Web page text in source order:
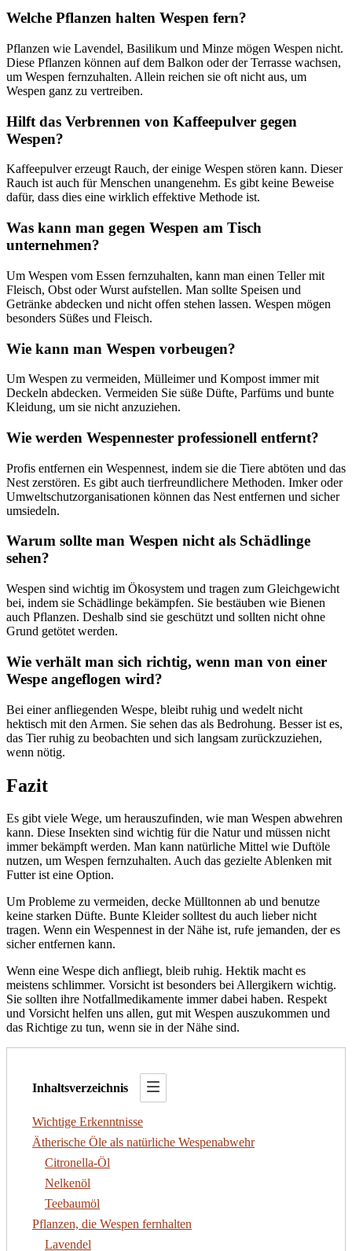
Welche Pflanzen halten Wespen fern?
Pflanzen wie Lavendel, Basilikum und Minze mögen Wespen nicht.
Diese Pflanzen können auf dem Balkon oder der Terrasse wachsen,
um Wespen fernzuhalten. Allein reichen sie oft nicht aus, um
Wespen ganz zu vertreiben.
Hilft das Verbrennen von Kaffeepulver gegen
Wespen?
Kaffeepulver erzeugt Rauch, der einige Wespen stören kann. Dieser
Rauch ist auch für Menschen unangenehm. Es gibt keine Beweise
dafür, dass dies eine wirklich effektive Methode ist.
Was kann man gegen Wespen am Tisch
unternehmen?
Um Wespen vom Essen fernzuhalten, kann man einen Teller mit
Fleisch, Obst oder Wurst aufstellen. Man sollte Speisen und
Getränke abdecken und nicht offen stehen lassen. Wespen mögen
besonders Süßes und Fleisch.
Wie kann man Wespen vorbeugen?
Um Wespen zu vermeiden, Mülleimer und Kompost immer mit
Deckeln abdecken. Vermeiden Sie süße Düfte, Parfüms und bunte
Kleidung, um sie nicht anzuziehen.
Wie werden Wespennester professionell entfernt?
Profis entfernen ein Wespennest, indem sie die Tiere abtöten und das
Nest zerstören. Es gibt auch tierfreundlichere Methoden. Imker oder
Umweltschutzorganisationen können das Nest entfernen und sicher
umsiedeln.
Warum sollte man Wespen nicht als Schädlinge
sehen?
Wespen sind wichtig im Ökosystem und tragen zum Gleichgewicht
bei, indem sie Schädlinge bekämpfen. Sie bestäuben wie Bienen
auch Pflanzen. Deshalb sind sie geschützt und sollten nicht ohne
Grund getötet werden.
Wie verhält man sich richtig, wenn man von einer
Wespe angeflogen wird?
Bei einer anfliegenden Wespe, bleibt ruhig und wedelt nicht
hektisch mit den Armen. Sie sehen das als Bedrohung. Besser ist es,
das Tier ruhig zu beobachten und sich langsam zurückzuziehen,
wenn nötig.
Fazit
Es gibt viele Wege, um herauszufinden, wie man Wespen abwehren
kann. Diese Insekten sind wichtig für die Natur und müssen nicht
immer bekämpft werden. Man kann natürliche Mittel wie Duftöle
nutzen, um Wespen fernzuhalten. Auch das gezielte Ablenken mit
Futter ist eine Option.
Um Probleme zu vermeiden, decke Mülltonnen ab und benutze
keine starken Düfte. Bunte Kleider solltest du auch lieber nicht
tragen. Wenn ein Wespennest in der Nähe ist, rufe jemanden, der es
sicher entfernen kann.
Wenn eine Wespe dich anfliegt, bleib ruhig. Hektik macht es
meistens schlimmer. Vorsicht ist besonders bei Allergikern wichtig.
Sie sollten ihre Notfallmedikamente immer dabei haben. Respekt
und Vorsicht helfen uns allen, gut mit Wespen auszukommen und
das Richtige zu tun, wenn sie in der Nähe sind.
Inhaltsverzeichnis
Wichtige Erkenntnisse
Ätherische Öle als natürliche Wespenabwehr
Citronella-Öl
Nelkenöl
Teebaumöl
Pflanzen, die Wespen fernhalten
Lavendel